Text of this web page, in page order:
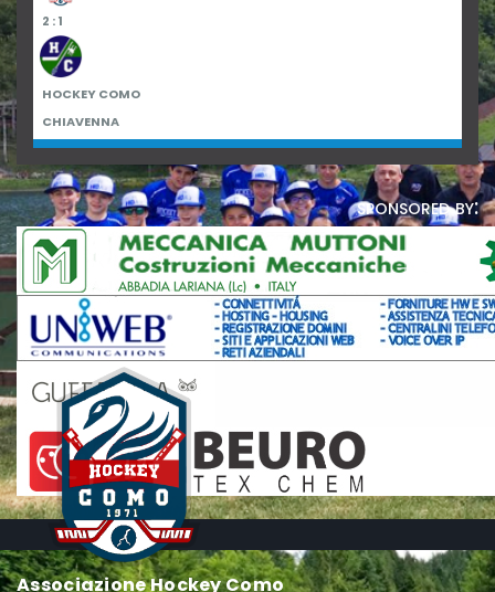
2 : 1
HOCKEY COMO
CHIAVENNA
sponsored by:
Associazione Hockey Como